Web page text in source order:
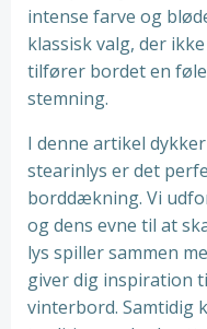
intense farve og
klassisk valg, der
tilfører bordet en
stemning.
I denne artikel
stearinlys er det
borddækning. Vi
og dens evne til at
lys spiller sammen
giver dig inspiration
vinterbord. Samtidig